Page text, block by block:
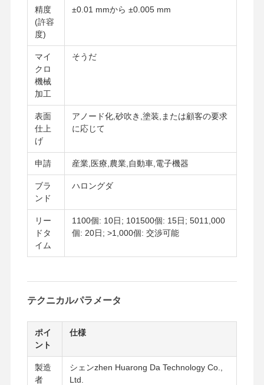
精度
(許容
度)
±0.01 mmから ±0.005 mm
マイ
クロ
機械
加工
そうだ
表面
仕上
げ
アノード化,砂吹き,塗装,または顧客の要求
に応じて
申請 産業,医療,農業,自動車,電子機器
ブラ
ンド
ハロングダ
リー
ドタ
イム
1100個: 10日; 101500個: 15日; 5011,000
個: 20日; >1,000個: 交渉可能
テクニカルパラメータ
ポイ
ント
仕様
製造
者
シェンzhen Huarong Da Technology Co.,
Ltd.